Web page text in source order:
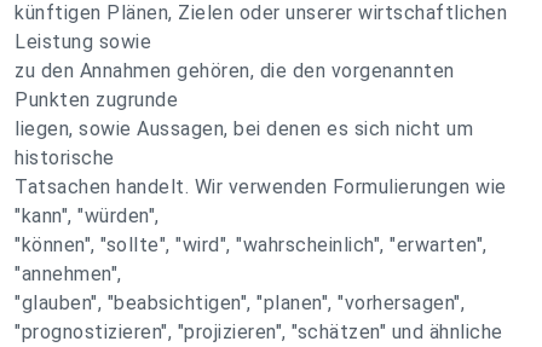
künftigen Plänen, Zielen oder unserer wirtschaftlichen
Leistung sowie
zu den Annahmen gehören, die den vorgenannten
Punkten zugrunde
liegen, sowie Aussagen, bei denen es sich nicht um
historische
Tatsachen handelt. Wir verwenden Formulierungen wie
"kann", "würden",
"können", "sollte", "wird", "wahrscheinlich", "erwarten",
"annehmen",
"glauben", "beabsichtigen", "planen", "vorhersagen",
"prognostizieren", "projizieren", "schätzen" und ähnliche